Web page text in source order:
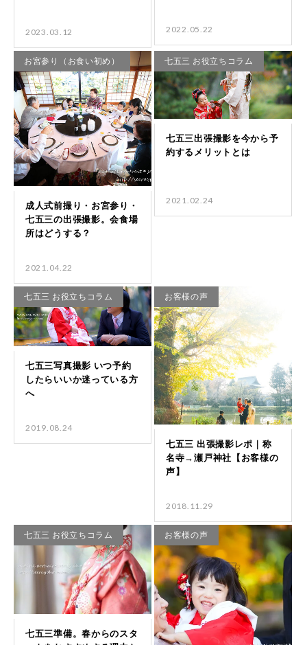
2023.03.12 2022.05.22
お宮参り（お食い初め）
2021.04.22
七五三 お役立ちコラム
2021.02.24
七五三 お役立ちコラム
2019.08.24
お客様の声
2018.11.29
七五三 お役立ちコラム お客様の声